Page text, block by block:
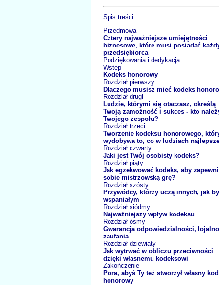
Spis treści:
Przedmowa
Cztery najważniejsze umiejętności
biznesowe, które musi posiadać
przedsiębiorca
Podziękowania i dedykacja
Wstęp
Kodeks honorowy
Rozdział pierwszy
Dlaczego musisz mieć kodeks
Rozdział drugi
Ludzie, którymi się otaczasz, określą
Twoją zamożność i sukces - kto
Twojego zespołu?
Rozdział trzeci
Tworzenie kodeksu honorowego,
wydobywa to, co w ludziach najlepsze
Rozdział czwarty
Jaki jest Twój osobisty kodeks?
Rozdział piąty
Jak egzekwować kodeks, aby
sobie mistrzowską grę?
Rozdział szósty
Przywódcy, którzy uczą innych, jak
wspaniałym
Rozdział siódmy
Najważniejszy wpływ kodeksu
Rozdział ósmy
Gwarancja odpowiedzialności,
zaufania
Rozdział dziewiąty
Jak wytrwać w obliczu przeciwności
dzięki własnemu kodeksowi
Zakończenie
Pora, abyś Ty też stworzył własny
honorowy